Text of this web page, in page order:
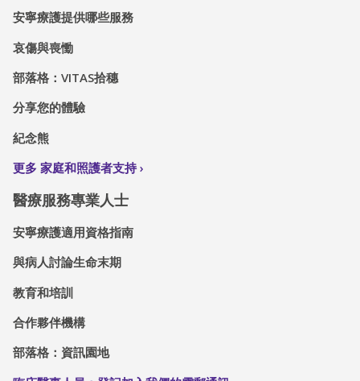
安寧療護提供哪些服務
哀傷與喪慟
部落格：VITAS拾穗
分享您的體驗
紀念熊
更多 家庭和照護者支持
醫療服務專業人士
安寧療護適用資格指南
與病人討論生命末期
教育和培訓
合作夥伴機構
部落格：資訊園地